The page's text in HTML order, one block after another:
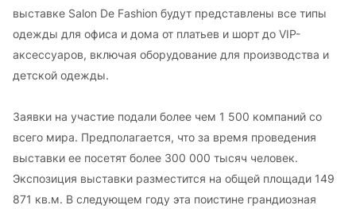
выставке Salon De Fashion будут представлены все типы
одежды для офиса и дома от платьев и шорт до VIP-
аксессуаров, включая оборудование для производства и
детской одежды.
Заявки на участие подали более чем 1 500 компаний со
всего мира. Предполагается, что за время проведения
выставки ее посетят более 300 000 тысяч человек.
Экспозиция выставки разместится на общей площади 149
871 кв.м. В следующем году эта поистине грандиозная